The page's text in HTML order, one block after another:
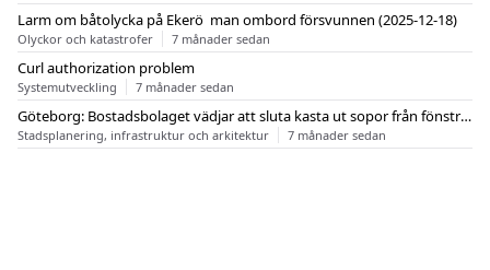
Larm om båtolycka på Ekerö  man ombord försvunnen (2025-12-18)
Olyckor och katastrofer 7 månader sedan
Curl authorization problem
Systemutveckling 7 månader sedan
Göteborg: Bostadsbolaget vädjar att sluta kasta ut sopor från fönstren
Stadsplanering, infrastruktur och arkitektur 7 månader sedan